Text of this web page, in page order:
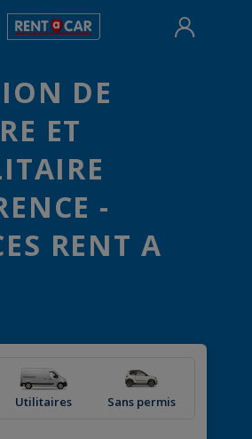
DE
ET
-
RENT A
Utilitaires Sans permis